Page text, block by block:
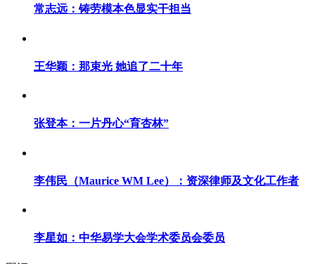
常志远：铸劳模本色显实干担当
王华颖：那束光 她追了二十年
张登本：一片丹心“育杏林”
李伟民（Maurice WM Lee）：资深律师及文化工作者
李星如：中华易学大会学术委员会委员